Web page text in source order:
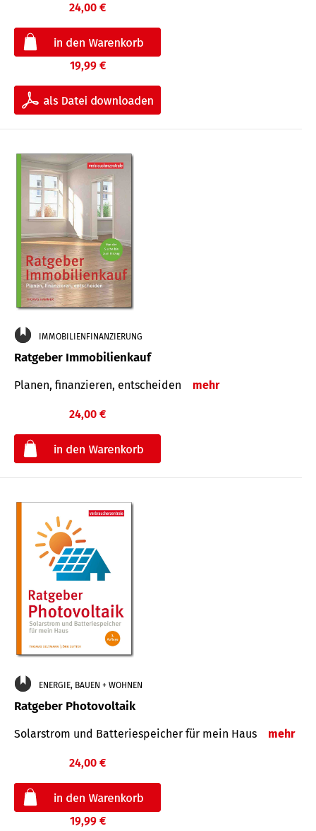
24,00 €
19,99 €
IMMOBILIENFINANZIERUNG
Ratgeber Immobilienkauf
Planen, finanzieren, entscheiden mehr
24,00 €
ENERGIE, BAUEN + WOHNEN
Ratgeber Photovoltaik
Solarstrom und Batteriespeicher für mein Haus mehr
24,00 €
19,99 €